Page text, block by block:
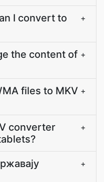
I convert to
+
the content of +
files to MKV +
converter
+
+